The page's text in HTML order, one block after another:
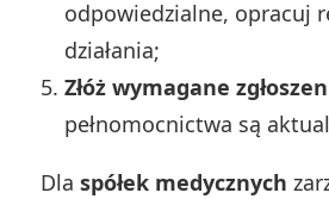
odpowiedzialne, opracuj
działania;
Złóż wymagane
pełnomocnictwa są
Dla spółek medycznych